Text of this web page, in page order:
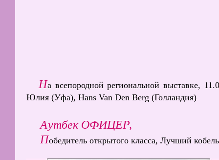
На всепородной региональной выставке,
Юлия (Уфа), Hans Van Den Berg (Голландия)
Аутбек ОФИЦЕР,
Победитель открытого класса, Лучший